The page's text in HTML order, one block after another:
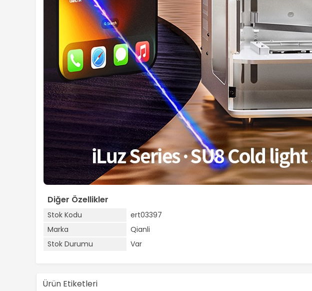
Diğer Özellikler
Stok Kodu
ert03397
Marka
Qianli
Stok Durumu
Var
Ürün Etiketleri